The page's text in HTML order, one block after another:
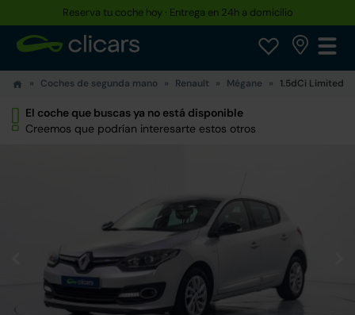
Reserva tu coche hoy · Entrega en 24h a domicilio
Coches de segunda mano Renault Mégane 1.5dCi Limited
El coche que buscas ya no está disponible
Creemos que podrían interesarte estos otros